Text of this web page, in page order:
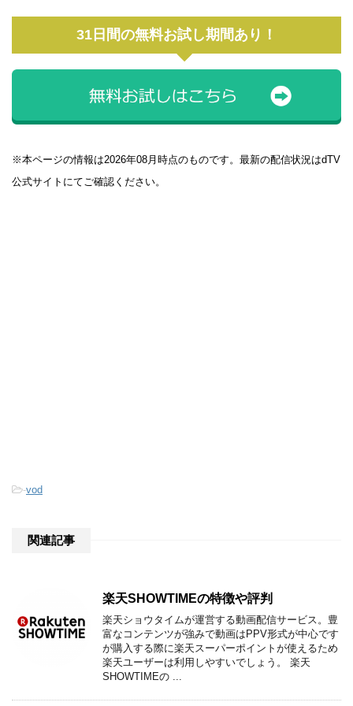
31日間の無料お試し期間あり！
※本ページの情報は2026年08月時点のものです。最新の配信状況はdTV
公式サイトにてご確認ください。
-vod
関連記事
楽天SHOWTIMEの特徴や評判
楽天ショウタイムが運営する動画配信サービス。豊
富なコンテンツが強みで動画はPPV形式が中心です
が購入する際に楽天スーパーポイントが使えるため
楽天ユーザーは利用しやすいでしょう。 楽天
SHOWTIMEの ...